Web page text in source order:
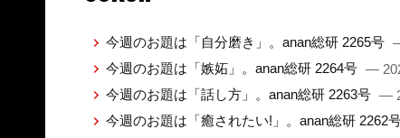
今週のお題は「自分磨き」。anan総研 2265号
今週のお題は「嫉妬」。anan総研 2264号 —
今週のお題は「話し方」。anan総研 2263号 —
今週のお題は「癒されたい!」。anan総研 2262